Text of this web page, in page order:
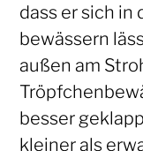
dass er sich in
bewässern
außen am
besser
kleiner als